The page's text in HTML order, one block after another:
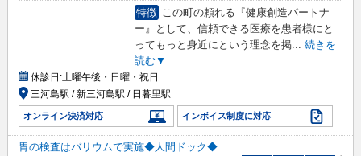
特徴 この町の頼れる『健康創造パートナ
ー』として、信頼できる医療を患者様にと
ってもっと身近にという理念を掲... 続きを
読む▼
休診日:土曜午後・日曜・祝日
三河島駅 / 新三河島駅 / 日暮里駅
オンライン決済対応 インボイス制度に対応
胃の検査はバリウムで実施◆人間ドック◆